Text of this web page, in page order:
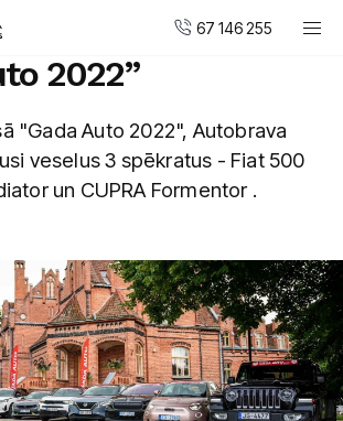
67 146 255
centrs
2022”
"Gada Auto 2022", Autobrava
veselus 3 spēkratus - Fiat 500
un CUPRA Formentor .